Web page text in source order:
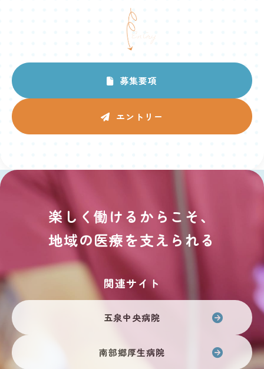
Entry
募集要項
エントリー
楽しく働けるからこそ、
地域の医療を支えられる
関連サイト
五泉中央病院
南部郷厚生病院